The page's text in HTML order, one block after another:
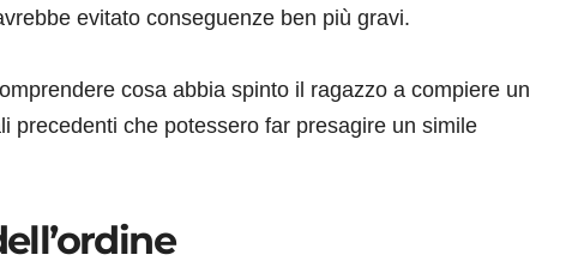
evitato conseguenze ben più gravi.
cosa abbia spinto il ragazzo a compiere un
precedenti che potessero far presagire un simile